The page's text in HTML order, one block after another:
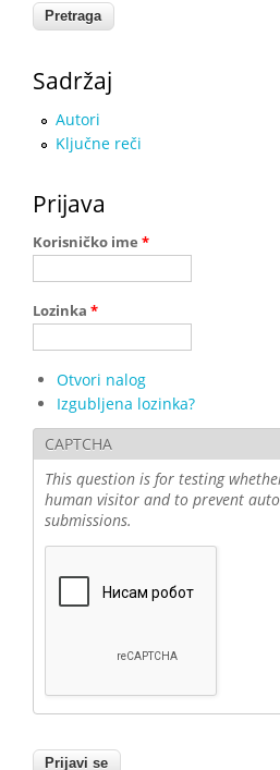
Sadržaj
Autori
Ključne reči
Prijava
Korisničko ime *
Lozinka *
Otvori nalog
Izgubljena lozinka?
CAPTCHA
This question is for testing
human visitor and to prevent
submissions.